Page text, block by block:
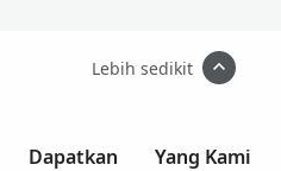
Lebih sedikit
Dapatkan
Yang Kami